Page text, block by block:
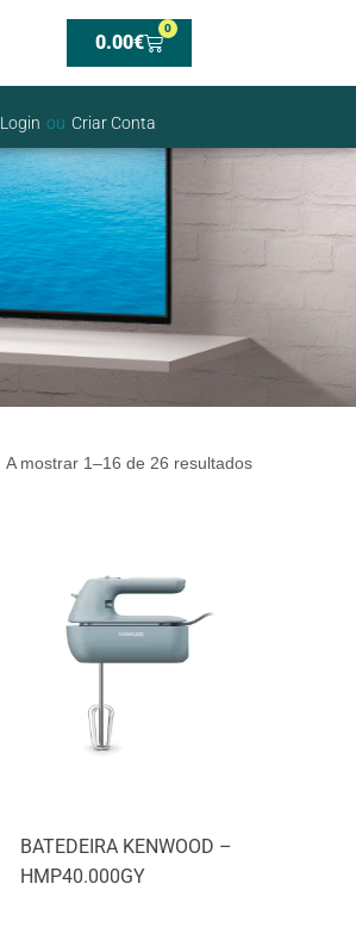
0.00€
0
Login ou Criar Conta
A mostrar 1–16 de 26 resultados
BATEDEIRA KENWOOD –
HMP40.000GY